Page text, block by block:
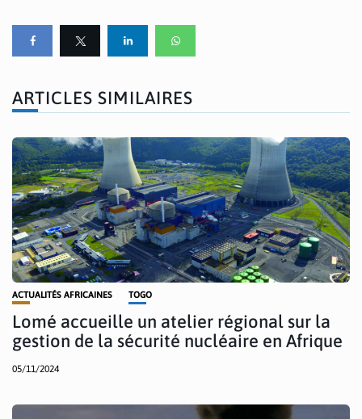
ARTICLES SIMILAIRES
ACTUALITÉS AFRICAINES TOGO
Lomé accueille un atelier régional sur la
gestion de la sécurité nucléaire en Afrique
05/11/2024